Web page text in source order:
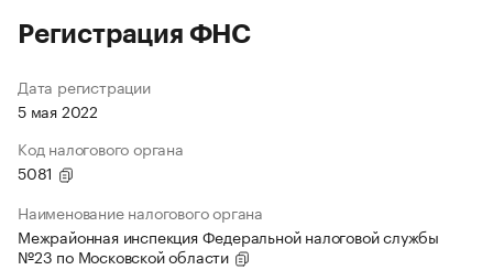
Регистрация ФНС
Дата регистрации
5 мая 2022
Код налогового органа
5081
Наименование налогового органа
Межрайонная инспекция Федеральной налоговой службы
№23 по Московской области